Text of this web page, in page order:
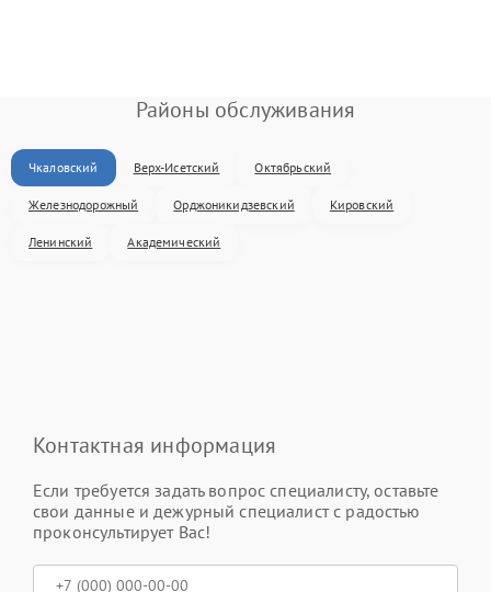
Районы обслуживания
Чкаловский Верх-Исетский Октябрьский
Железнодорожный Орджоникидзевский Кировский
Ленинский Академический
Контактная информация
Если требуется задать вопрос специалисту, оставьте
свои данные и дежурный специалист с радостью
проконсультирует Вас!